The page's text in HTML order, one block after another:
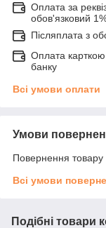
Оплата за
обов'язковий
Післяплата з
Оплата карткою
банку
Всі умови оплати
Умови
Повернення товару
Всі умови
Подібні товари